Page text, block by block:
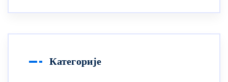
Категорије